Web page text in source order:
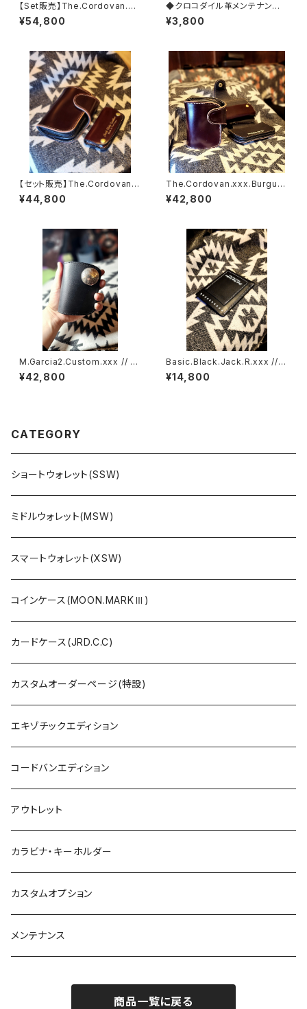
【Set販売】The.Cordovan.xx
x.Full-Black.Edition// JAC
K.RIDE.SSW
¥54,800
◆クロコダイル革メンテナンス
【レプタイルクリーム】◆
¥3,800
【セット販売】The.Cordovan.x
xx.Burgundy.Edition// JAC
K.RIDE.SSW
¥44,800
The.Cordovan.xxx.Burgun
dy.Edition// JACK.RIDE.SS
W
¥42,800
M.Garcia2.Custom.xxx // J
ACK.RIDE.SSW
¥42,800
Basic.Black.Jack.R.xxx // J
ACK.RIDE.XSW
¥14,800
CATEGORY
ショートウォレット(SSW)
ミドルウォレット(MSW)
スマートウォレット(XSW)
コインケース(MOON.MARKⅢ)
カードケース(JRD.C.C)
カスタムオーダーページ(特設)
エキゾチックエディション
コードバンエディション
アウトレット
カラビナ・キーホルダー
カスタムオプション
メンテナンス
商品一覧に戻る